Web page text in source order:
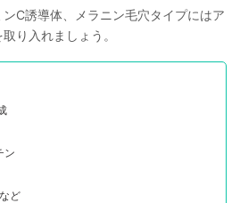
C誘導体、メラニン毛穴タイプにはア
り入れましょう。
ン
など